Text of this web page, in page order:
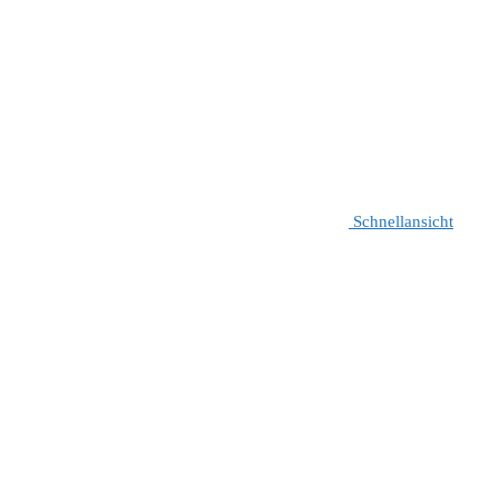
Schnellansicht